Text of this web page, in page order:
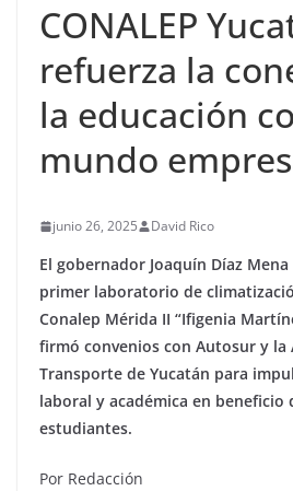
CONALEP
refuerza la
la educación
mundo
junio 26, 2025 David Rico
El gobernador Joaquín Díaz
primer laboratorio de
Conalep Mérida II “Ifigenia
firmó convenios con Autosur y la
Transporte de Yucatán para
laboral y académica en beneficio
estudiantes.
Por Redacción